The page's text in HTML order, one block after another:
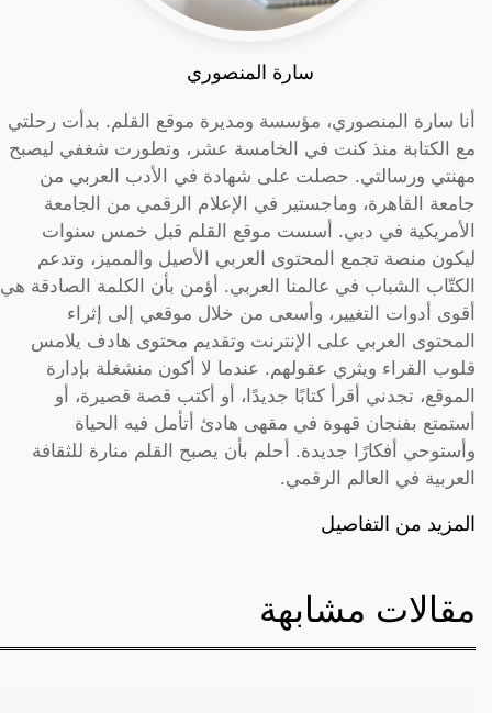
سارة المنصوري
أنا سارة المنصوري، مؤسسة ومديرة موقع القلم. بدأت رحلتي
مع الكتابة منذ كنت في الخامسة عشر، وتطورت شغفي ليصبح
مهنتي ورسالتي. حصلت على شهادة في الأدب العربي من
جامعة القاهرة، وماجستير في الإعلام الرقمي من الجامعة
الأمريكية في دبي. أسست موقع القلم قبل خمس سنوات
ليكون منصة تجمع المحتوى العربي الأصيل والمميز، وتدعم
الكتّاب الشباب في عالمنا العربي. أؤمن بأن الكلمة الصادقة هي
أقوى أدوات التغيير، وأسعى من خلال موقعي إلى إثراء
المحتوى العربي على الإنترنت وتقديم محتوى هادف يلامس
قلوب القراء ويثري عقولهم. عندما لا أكون منشغلة بإدارة
الموقع، تجدني أقرأ كتابًا جديدًا، أو أكتب قصة قصيرة، أو
أستمتع بفنجان قهوة في مقهى هادئ أتأمل فيه الحياة
وأستوحي أفكارًا جديدة. أحلم بأن يصبح القلم منارة للثقافة
العربية في العالم الرقمي.
المزيد من التفاصيل
مقالات مشابهة